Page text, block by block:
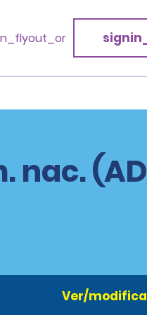
nac.
Ver/